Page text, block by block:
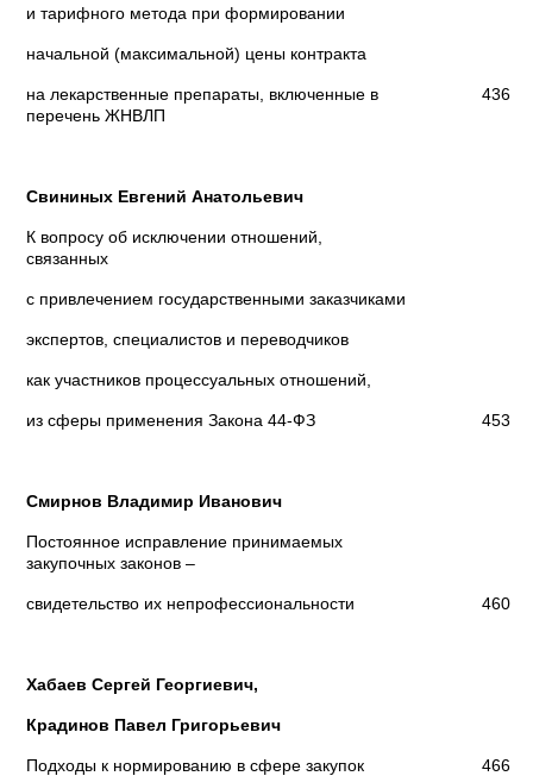
и тарифного метода при формировании
начальной (максимальной) цены контракта
на лекарственные препараты, включенные в
перечень ЖНВЛП
436
Свининых Евгений Анатольевич
К вопросу об исключении отношений,
связанных
с привлечением государственными заказчиками
экспертов, специалистов и переводчиков
как участников процессуальных отношений,
из сферы применения Закона 44-ФЗ 453
Смирнов Владимир Иванович
Постоянное исправление принимаемых
закупочных законов –
свидетельство их непрофессиональности 460
Хабаев Сергей Георгиевич,
Крадинов Павел Григорьевич
Подходы к нормированию в сфере закупок 466